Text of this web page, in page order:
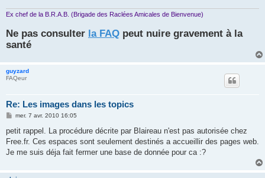
Ex chef de la B.R.A.B. (Brigade des Raclées Amicales de Bienvenue)
Ne pas consulter la FAQ peut nuire gravement à la
santé
guyzard
FAQeur
Re: Les images dans les topics
M
s
a
g
mer. 7 avr. 2010 16:05
petit rappel. La procédure décrite par Blaireau n'est pas autorisée chez
Free.fr. Ces espaces sont seulement destinés a accueillir des pages web.
Je me suis déja fait fermer une base de donnée pour ca :?